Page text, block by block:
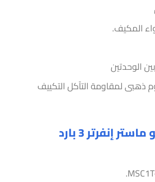
المكيف.
الوحدتين
ذهبى لمقاومة التآكل التكييف
إنفرتر 3 بارد